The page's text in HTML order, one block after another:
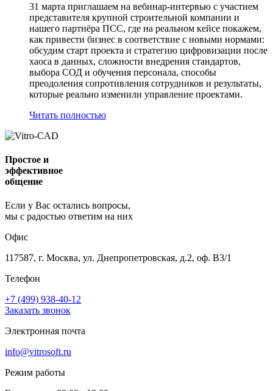
31 марта приглашаем на вебинар-интервью с участием
представителя крупной строительной компании и
нашего партнёра ПСС, где на реальном кейсе покажем,
как привести бизнес в соответствие с новыми нормами:
обсудим старт проекта и стратегию цифровизации после
хаоса в данных, сложности внедрения стандартов,
выбора СОД и обучения персонала, способы
преодоления сопротивления сотрудников и результаты,
которые реально изменили управление проектами.
Читать полностью
Простое и
эффективное
общение
Если у Вас остались вопросы,
мы с радостью ответим на них
Офис
117587, г. Москва, ул. Днепропетровская, д.2, оф. В3/1
Телефон
+7 (499) 938-40-12
Заказать звонок
Электронная почта
info@vitrosoft.ru
Режим работы